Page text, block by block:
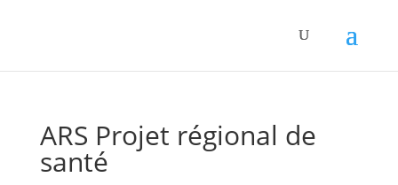
ARS Projet régional de
santé